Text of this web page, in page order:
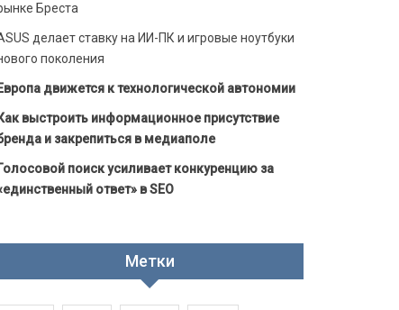
Бреста
делает ставку на ИИ-ПК и игровые ноутбуки
поколения
Европа движется к технологической автономии
Как выстроить информационное присутствие
и закрепиться в медиаполе
Голосовой поиск усиливает конкуренцию за
ответ» в SEO
Метки